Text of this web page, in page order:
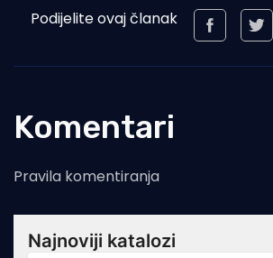
Podijelite ovaj članak
Komentari
Pravila komentiranja